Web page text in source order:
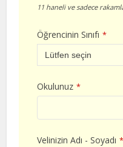
11 haneli ve sadece
Öğrencinin Sınıfı *
Okulunuz *
Velinizin Adı - Soyadı *